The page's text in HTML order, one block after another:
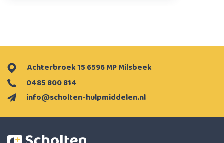
info@scholten-hulpmiddelen.nl
0485 800 814
Achterbroek 15 6596 MP Milsbeek